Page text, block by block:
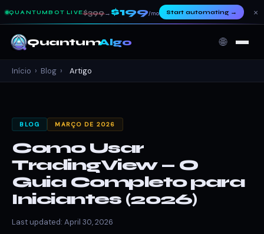
QUANTUMBOT LIVE$399→ $199/mo Start automating→ ×
QuantumAlgo 🌐
Início › Blog › Artigo
BLOG MARÇO DE 2026
Como Usar
TradingView — O
Guia Completo para
Iniciantes (2026)
Last updated: April 30, 2026